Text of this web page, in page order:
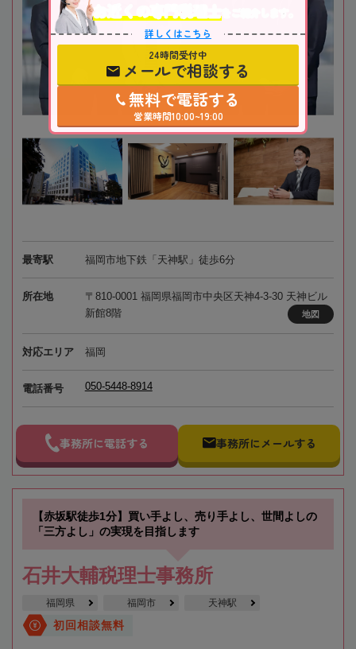
最寄駅 福岡市地下鉄「天神駅」徒歩6分
所在地
〒810-0001 福岡県福岡市中央区天神4-3-30 天神ビル
新館8階
地図
対応エリア 福岡
電話番号 050-5448-8914
事務所に電話する 事務所にメールする
【赤坂駅徒歩1分】買い手よし、売り手よし、世間よしの
「三方よし」の実現を目指します
石井大輔税理士事務所
福岡県 福岡市 天神駅
初回相談無料
お近くの専門税理士
をご紹介します。
詳しくはこちら
24時間受付中
メールで相談する
無料で電話する
営業時間10:00~19:00